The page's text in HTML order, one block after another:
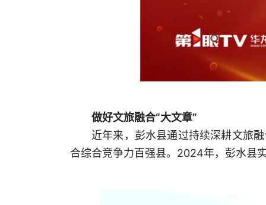
做好文旅融合“大文章”
近年来，彭水县通过持续深耕文旅
合综合竞争力百强县。2024年，彭水县